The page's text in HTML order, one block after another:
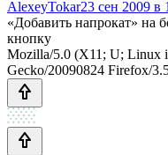
AlexeyTokar23 сен 2009 в
«Добавить напрокат» на
кнопку
Mozilla/5.0 (X11; U; Linux
Gecko/20090824 Firefox/